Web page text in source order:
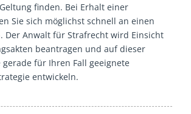
finden. Bei Erhalt einer
Sie sich möglichst schnell an einen
Der Anwalt für Strafrecht wird Einsicht
beantragen und auf dieser
gerade für Ihren Fall geeignete
entwickeln.